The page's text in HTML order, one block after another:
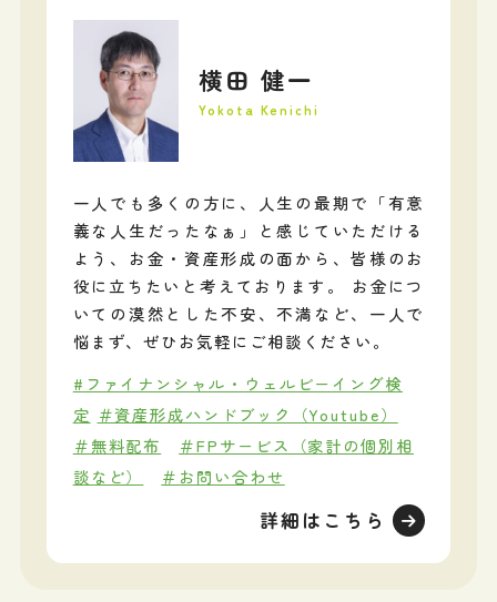
横田 健一
Yokota Kenichi
一人でも多くの方に、人生の最期で「有意
義な人生だったなぁ」と感じていただける
よう、お金・資産形成の面から、皆様のお
役に立ちたいと考えております。 お金につ
いての漠然とした不安、不満など、一人で
悩まず、ぜひお気軽にご相談ください。
#ファイナンシャル・ウェルビーイング検
定 ＃資産形成ハンドブック（Youtube）
＃無料配布
＃FPサービス（家計の個別相
談など）
＃お問い合わせ
詳細はこちら